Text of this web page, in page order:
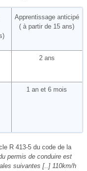
Apprentissage anticipé
( à partir de 15 ans)
2 ans
1 an et 6 mois
R 413-5 du code de la
permis de conduire est
suivantes [..] 110km/h